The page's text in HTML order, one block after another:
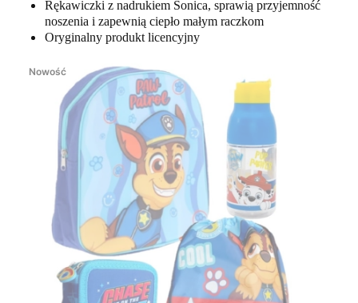
Rękawiczki z nadrukiem Sonica, sprawią przyjemność
noszenia i zapewnią ciepło małym raczkom
Oryginalny produkt licencyjny
Nowość